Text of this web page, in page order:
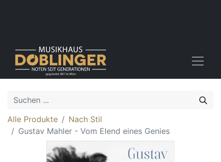
Alle Produkte
Nach Stil
Gustav Mahler - Vom Elend eines Genies